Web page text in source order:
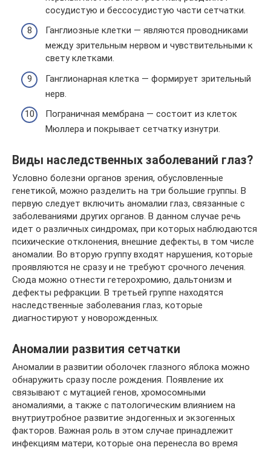
сосудистую и бессосудистую части сетчатки.
Ганглиозные клетки — являются проводниками
между зрительным нервом и чувствительными к
свету клетками.
Ганглионарная клетка — формирует зрительный
нерв.
Пограничная мембрана — состоит из клеток
Мюллера и покрывает сетчатку изнутри.
Виды наследственных заболеваний глаз?
Условно болезни органов зрения, обусловленные
генетикой, можно разделить на три большие группы. В
первую следует включить аномалии глаз, связанные с
заболеваниями других органов. В данном случае речь
идет о различных синдромах, при которых наблюдаются
психические отклонения, внешние дефекты, в том числе
аномалии. Во вторую группу входят нарушения, которые
проявляются не сразу и не требуют срочного лечения.
Сюда можно отнести гетерохромию, дальтонизм и
дефекты рефракции. В третьей группе находятся
наследственные заболевания глаз, которые
диагностируют у новорожденных.
Аномалии развития сетчатки
Аномалии в развитии оболочек глазного яблока можно
обнаружить сразу после рождения. Появление их
связывают с мутацией генов, хромосомными
аномалиями, а также с патологическим влиянием на
внутриутробное развитие эндогенных и экзогенных
факторов. Важная роль в этом случае принадлежит
инфекциям матери, которые она перенесла во время